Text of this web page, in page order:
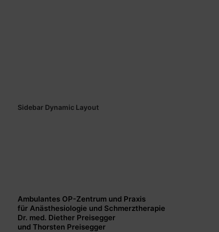
Sidebar Dynamic Layout
Ambulantes OP-Zentrum und Praxis
für Anästhesiologie und Schmerztherapie
Dr. med. Diether Preisegger
und Thorsten Preisegger